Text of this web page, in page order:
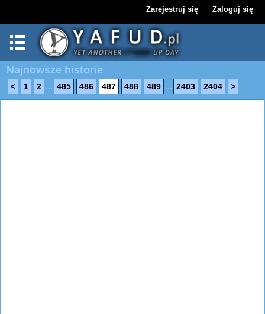
Zarejestruj się Zaloguj się
Najnowsze historie
< 1 2 ... 485 486 487 488 489 ... 2403 2404 >